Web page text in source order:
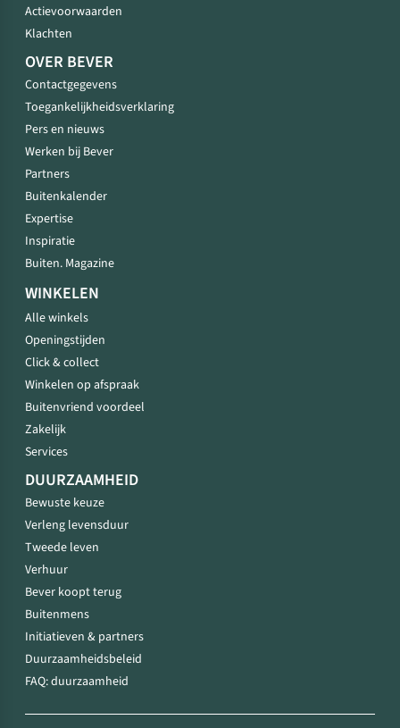
Actievoorwaarden
Klachten
OVER BEVER
Contactgegevens
Toegankelijkheidsverklaring
Pers en nieuws
Werken bij Bever
Partners
Buitenkalender
Expertise
Inspiratie
Buiten. Magazine
WINKELEN
Alle winkels
Openingstijden
Click & collect
Winkelen op afspraak
Buitenvriend voordeel
Zakelijk
Services
DUURZAAMHEID
Bewuste keuze
Verleng levensduur
Tweede leven
Verhuur
Bever koopt terug
Buitenmens
Initiatieven & partners
Duurzaamheidsbeleid
FAQ: duurzaamheid